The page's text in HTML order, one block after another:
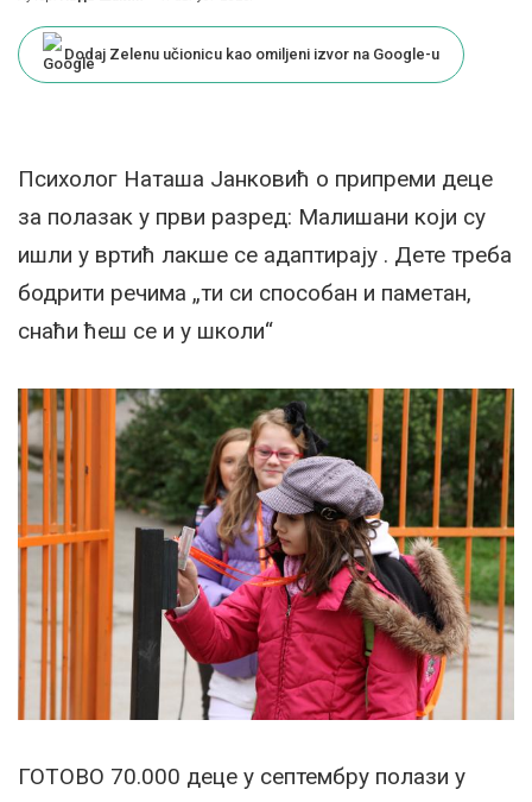
Dodaj Zelenu učionicu kao omiljeni izvor na Google-u
Психолог Наташа Јанковић о припреми деце
за полазак у први разред: Малишани који су
ишли у вртић лакше се адаптирају . Дете треба
бодрити речима „ти си способан и паметан,
снаћи ћеш се и у школи“
ГОТОВО 70.000 деце у септембру полази у